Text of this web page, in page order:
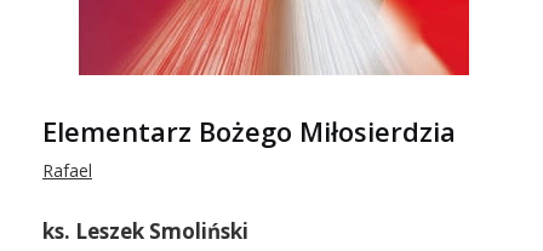
Elementarz Bożego Miłosierdzia
Rafael
ks. Leszek Smoliński